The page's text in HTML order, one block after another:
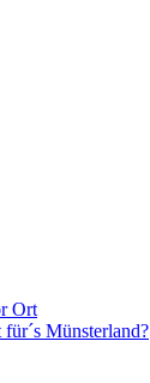
Ort
Münsterland?